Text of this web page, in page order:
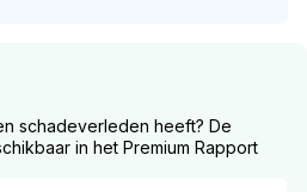
schadeverleden heeft? De
in het Premium Rapport